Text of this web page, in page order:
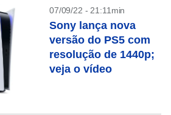
07/09/22 - 21:11min
Sony lança nova
versão do PS5 com
resolução de 1440p;
veja o vídeo